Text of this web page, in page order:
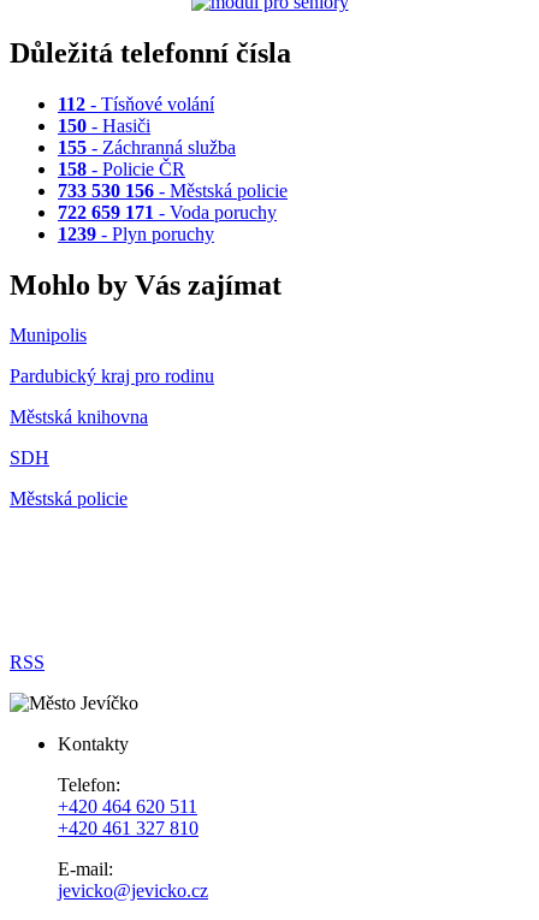
Důležitá telefonní čísla
112 - Tísňové volání
150 - Hasiči
155 - Záchranná služba
158 - Policie ČR
733 530 156 - Městská policie
722 659 171 - Voda poruchy
1239 - Plyn poruchy
Mohlo by Vás zajímat
Munipolis
Pardubický kraj pro rodinu
Městská knihovna
SDH
Městská policie
RSS
Kontakty
Telefon:
+420 464 620 511
+420 461 327 810
E-mail:
jevicko@jevicko.cz